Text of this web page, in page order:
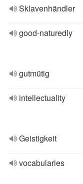
Sklavenhändler
good-naturedly
gutmütig
intellectuality
Geistigkeit
vocabularies